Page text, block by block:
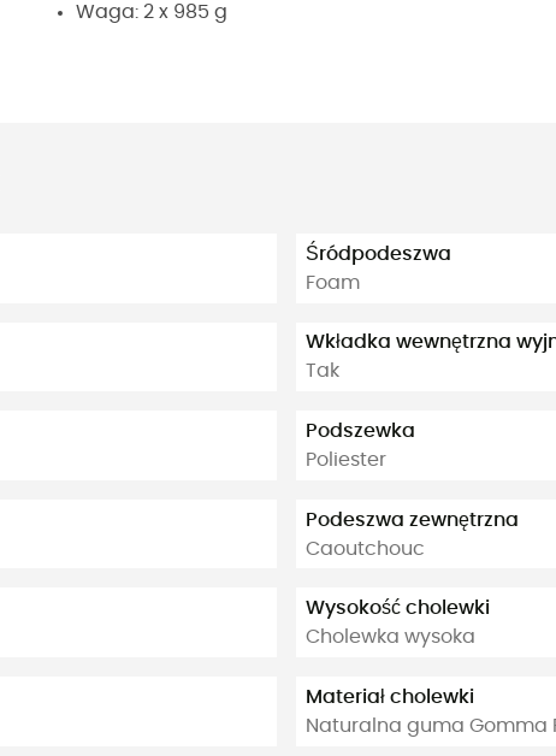
Waga: 2 x 985 g
Śródpodeszwa
Foam
Wkładka wewnętrzna
Tak
Podszewka
Poliester
Podeszwa zewnętrzna
Caoutchouc
Wysokość cholewki
Cholewka wysoka
Materiał cholewki
Naturalna guma Gomma